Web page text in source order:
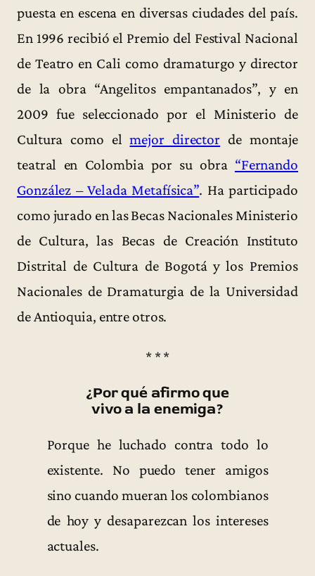
puesta en escena en diversas ciudades del país.
En 1996 recibió el Premio del Festival Nacional
de Teatro en Cali como dramaturgo y director
de la obra “Angelitos empantanados”, y en
2009 fue seleccionado por el Ministerio de
Cultura como elmejor director de montaje
teatral en Colombia por su obra “Fernando
González – Velada Metafísica”. Ha participado
como jurado en las Becas Nacionales Ministerio
de Cultura, las Becas de Creación Instituto
Distrital de Cultura de Bogotá y los Premios
Nacionales de Dramaturgia de la Universidad
de Antioquia, entre otros.
* * *
¿Por qué afirmo que
vivo a la enemiga?
Porque he luchado contra todo lo
existente. No puedo tener amigos
sino cuando mueran los colombianos
de hoy y desaparezcan los intereses
actuales.